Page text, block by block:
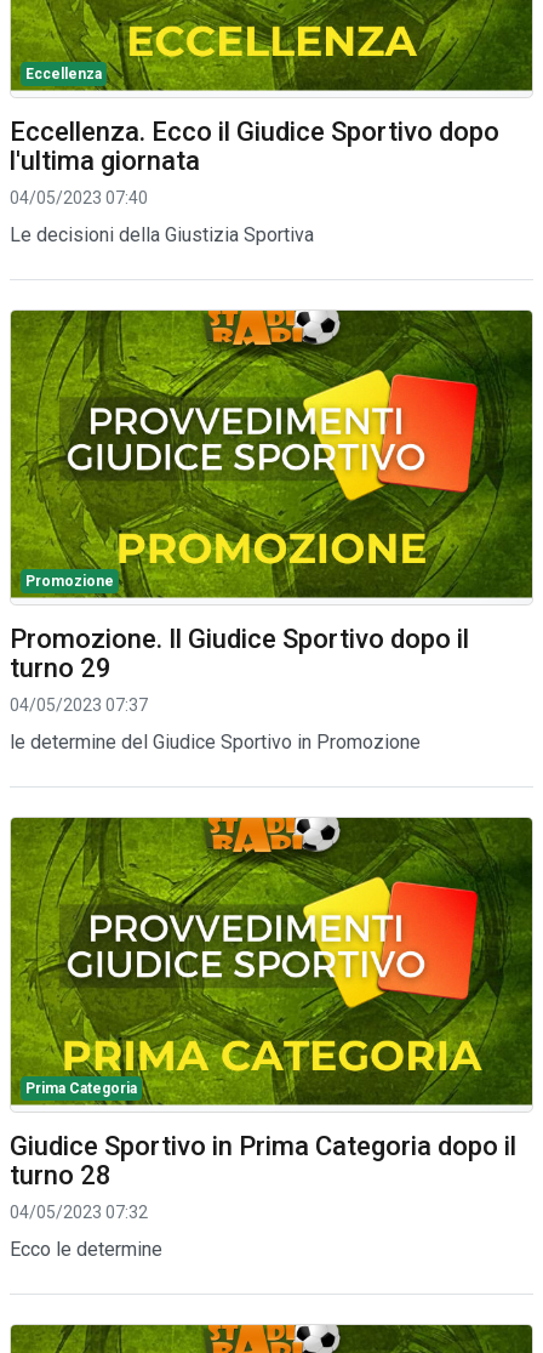
Eccellenza
Eccellenza. Ecco il Giudice Sportivo dopo
l'ultima giornata
04/05/2023 07:40
Le decisioni della Giustizia Sportiva
Promozione
Promozione. Il Giudice Sportivo dopo il
turno 29
04/05/2023 07:37
le determine del Giudice Sportivo in Promozione
Prima Categoria
Giudice Sportivo in Prima Categoria dopo il
turno 28
04/05/2023 07:32
Ecco le determine